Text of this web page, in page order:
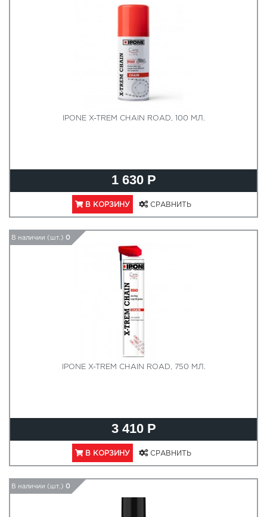
IPONE X-TREM CHAIN ROAD, 100 МЛ.
1 630 Р
В КОРЗИНУ СРАВНИТЬ
В наличии (шт.) 0
IPONE X-TREM CHAIN ROAD, 750 МЛ.
3 410 Р
В КОРЗИНУ СРАВНИТЬ
В наличии (шт.) 0